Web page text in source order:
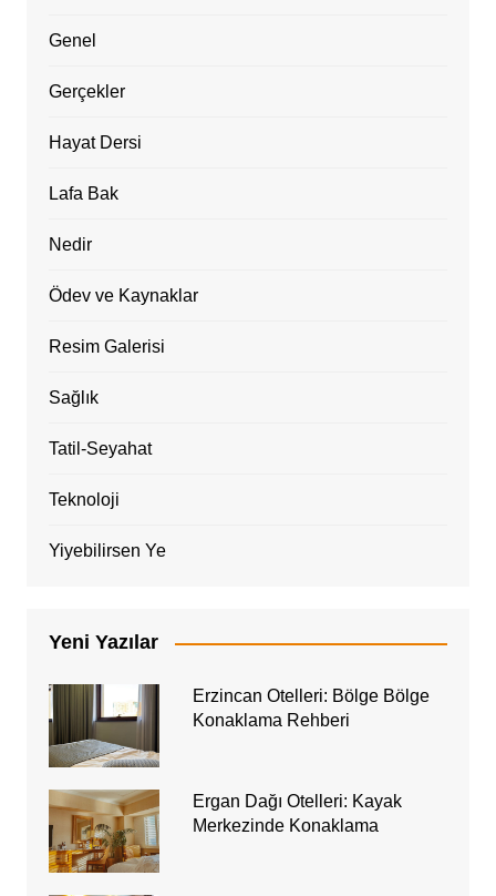
Genel
Gerçekler
Hayat Dersi
Lafa Bak
Nedir
Ödev ve Kaynaklar
Resim Galerisi
Sağlık
Tatil-Seyahat
Teknoloji
Yiyebilirsen Ye
Yeni Yazılar
Erzincan Otelleri: Bölge Bölge
Konaklama Rehberi
Ergan Dağı Otelleri: Kayak
Merkezinde Konaklama